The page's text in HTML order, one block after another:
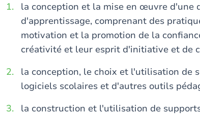
la conception et la mise en œuvre d'une
d'apprentissage, comprenant des
motivation et la promotion de la
créativité et leur esprit d'initiative et de
la conception, le choix et l'utilisation de
logiciels scolaires et d'autres outils
la construction et l'utilisation de